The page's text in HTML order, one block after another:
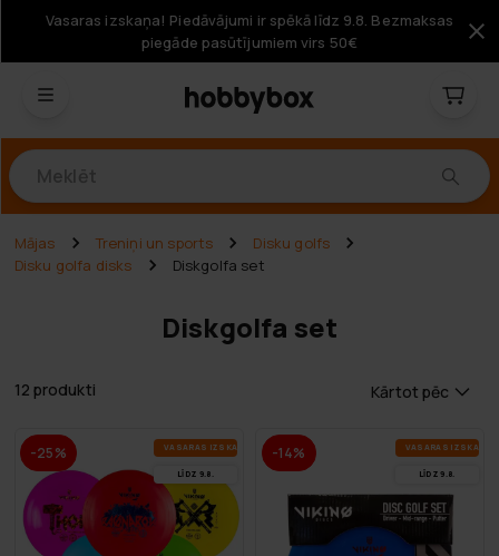
Vasaras izskaņa! Piedāvājumi ir spēkā līdz 9.8. Bezmaksas
piegāde pasūtījumiem virs 50€
Mājas Treniņi un sports
Disku golfs
Disku golfa disks
Diskgolfa set
Diskgolfa set
12 produkti Kārtot pēc
-25% VA­SA­RAS IZ­SKA­ŅA
LĪDZ 9.8.
-14% VA­SA­RAS IZ­SKA­ŅA
LĪDZ 9.8.